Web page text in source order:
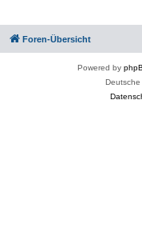
Foren-Übersicht
Powered by